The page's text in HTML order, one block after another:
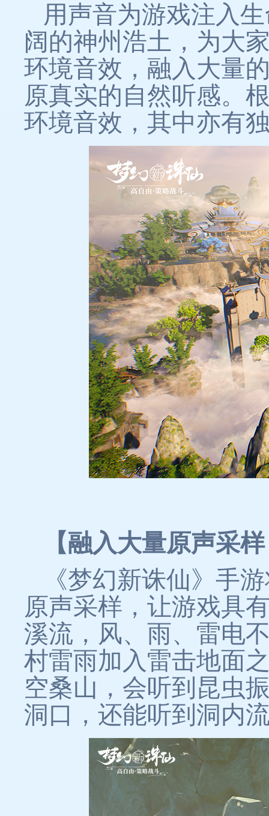
用声音为游戏注入
阔的神州浩土，为大
环境音效，融入大量
原真实的自然听感。
环境音效，其中亦有
【融入大量原声采
《梦幻新诛仙》手
原声采样，让游戏具
溪流，风、雨、雷电
村雷雨加入雷击地面
空桑山，会听到昆虫
洞口，还能听到洞内